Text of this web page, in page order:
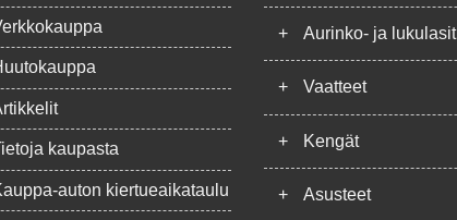
kaupasta
auton kiertueaikataulu
+ Aurinko- ja lukulasit
+ Vaatteet
+ Kengät
+ Asusteet